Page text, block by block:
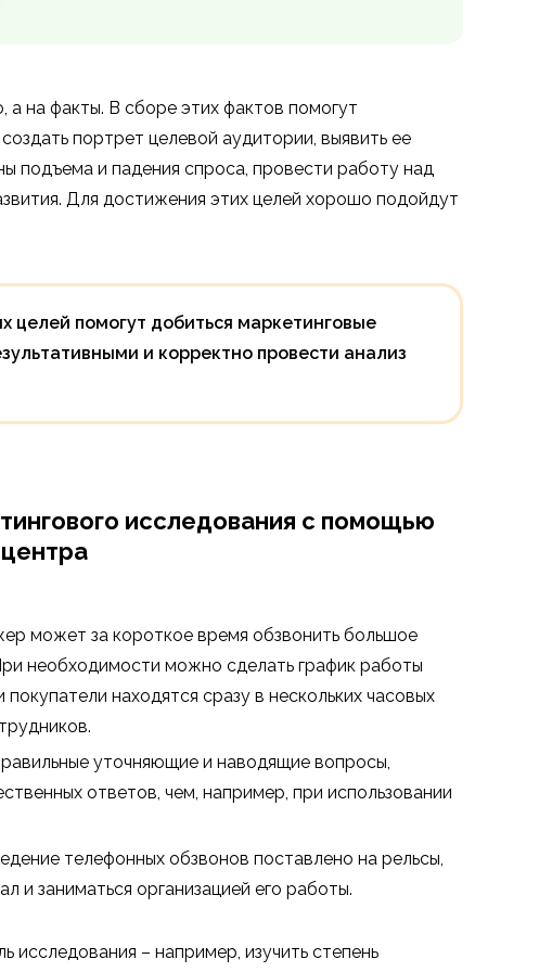
а на факты. В сборе этих фактов помогут
портрет целевой аудитории, выявить ее
подъема и падения спроса, провести работу над
Для достижения этих целей хорошо подойдут
целей помогут добиться маркетинговые
и корректно провести анализ
исследования с помощью
может за короткое время обзвонить большое
необходимости можно сделать график работы
находятся сразу в нескольких часовых
уточняющие и наводящие вопросы,
ответов, чем, например, при использовании
телефонных обзвонов поставлено на рельсы,
и заниматься организацией его работы.
– например, изучить степень